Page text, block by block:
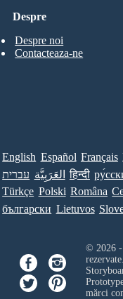
Despre
Despre noi
Contacteaza-ne
English Español Français
עברית العَرَبِيَّة हिन्दी
Türkçe Polski Româna
български Lietuvos
© 2026 -
rezervate.
mărci